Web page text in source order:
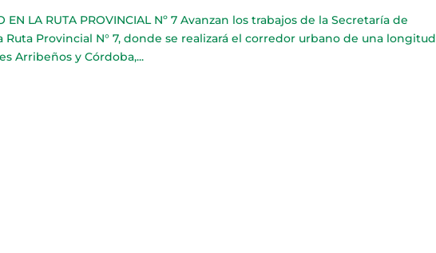
EN LA RUTA PROVINCIAL Nº 7 Avanzan los trabajos de la Secretaría de
Ruta Provincial N° 7, donde se realizará el corredor urbano de una longitud
Arribeños y Córdoba,...